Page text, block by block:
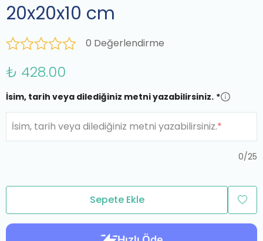
20x20x10 cm
0 Değerlendirme
₺ 428.00
İsim, tarih veya dilediğiniz metni yazabilirsiniz. *
İsim, tarih veya dilediğiniz metni yazabilirsiniz.*
0/25
Sepete Ekle